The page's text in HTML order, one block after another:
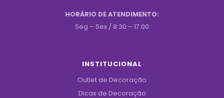
HORÁRIO DE ATENDIMENTO:
Seg – Sex / 8:30 – 17:00
INSTITUCIONAL
Outlet de Decoração
Dicas de Decoração